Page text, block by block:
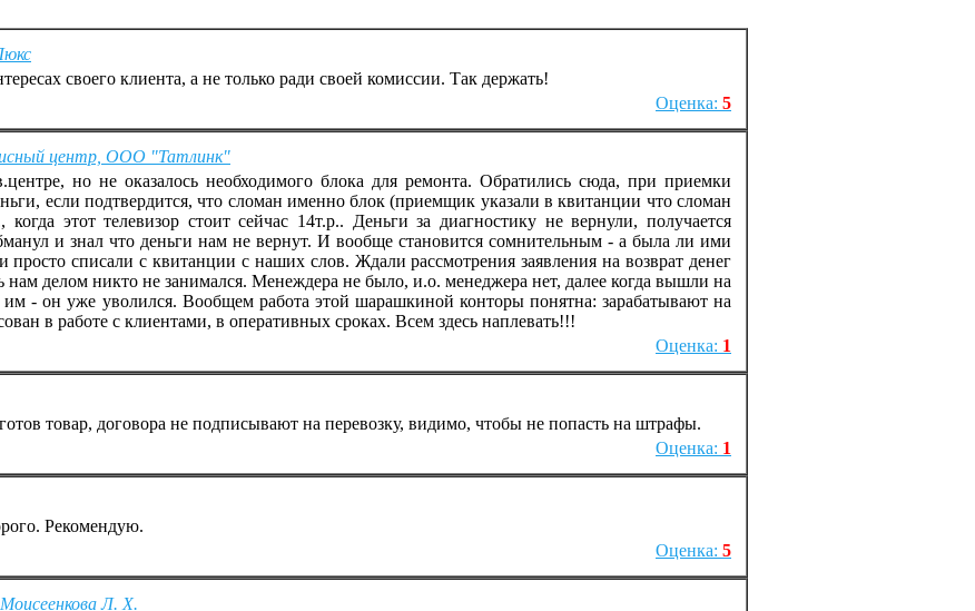
своего клиента, а не только ради своей комиссии. Так держать!
Оценка: 5
центр, ООО "Татлинк"
но не оказалось необходимого блока для ремонта. Обратились сюда, при приемки
если подтвердится, что сломан именно блок (приемщик указали в квитанции что сломан
этот телевизор стоит сейчас 14т.р.. Деньги за диагностику не вернули, получается
и знал что деньги нам не вернут. И вообще становится сомнительным - а была ли ими
просто списали с квитанции с наших слов. Ждали рассмотрения заявления на возврат денег
нам делом никто не занимался. Менеждера не было, и.о. менеджера нет, далее когда вышли на
- он уже уволился. Вообщем работа этой шарашкиной конторы понятна: зарабатывают на
в работе с клиентами, в оперативных сроках. Всем здесь наплевать!!!
Оценка: 1
товар, договора не подписывают на перевозку, видимо, чтобы не попасть на штрафы.
Оценка: 1
Рекомендую.
Оценка: 5
Л. Х.